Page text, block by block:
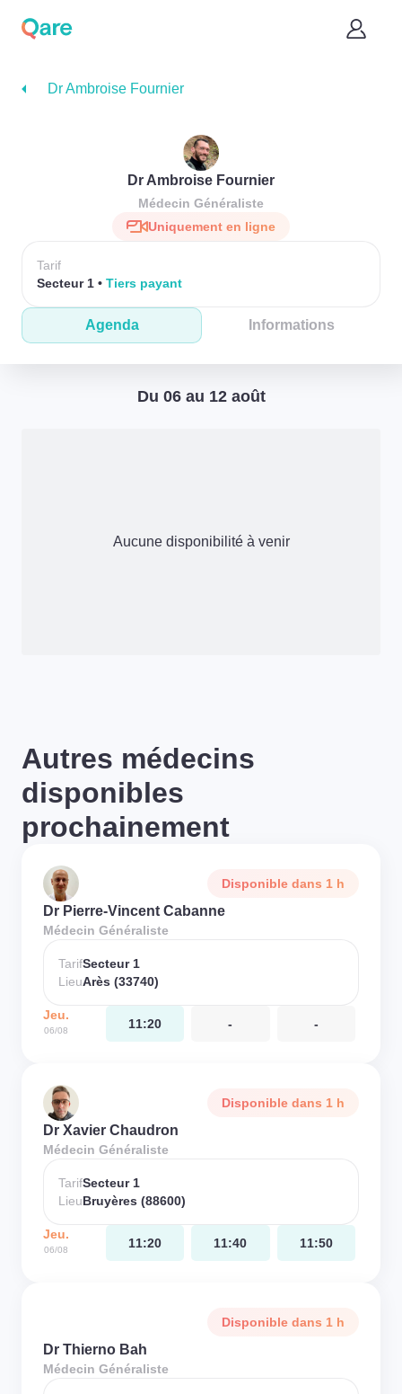
Dr Ambroise Fournier
Dr Ambroise Fournier
Médecin Généraliste
Uniquement en ligne
Tarif
Secteur 1
Tiers payant
Agenda Informations
Du 06 au 12 août
Aucune disponibilité à venir
Autres médecins
disponibles
prochainement
Disponible dans 1 h
Dr Pierre-Vincent Cabanne
Médecin Généraliste
TarifSecteur 1
LieuArès (33740)
Jeu.
06/08 11:20 - -
Disponible dans 1 h
Dr Xavier Chaudron
Médecin Généraliste
TarifSecteur 1
LieuBruyères (88600)
Jeu.
06/08 11:20 11:40 11:50
Disponible dans 1 h
Dr Thierno Bah
Médecin Généraliste